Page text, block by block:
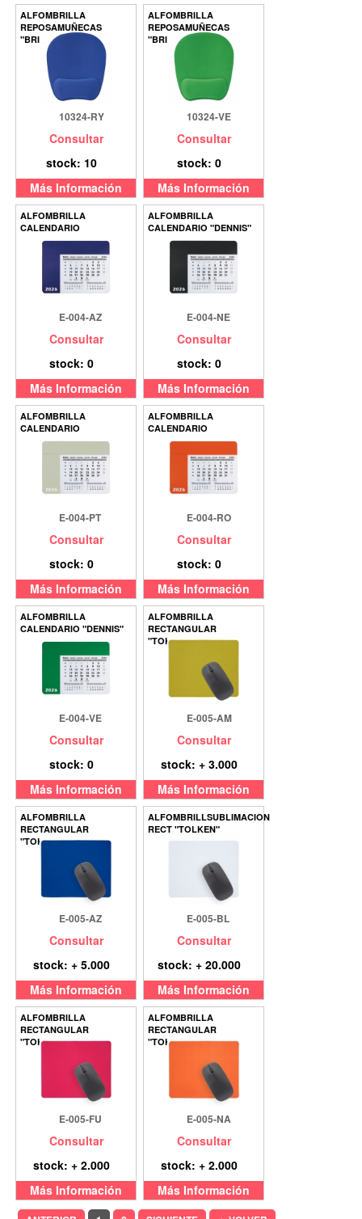
ALFOMBRILLA
REPOSAMUÑECAS
"BRIXTON"
10324-RY
Consultar
stock: 10
Más Información
ALFOMBRILLA
REPOSAMUÑECAS
"BRIXTON"
10324-VE
Consultar
stock: 0
Más Información
ALFOMBRILLA
CALENDARIO
E-004-AZ
Consultar
stock: 0
Más Información
ALFOMBRILLA
CALENDARIO "DENNIS"
E-004-NE
Consultar
stock: 0
Más Información
ALFOMBRILLA
CALENDARIO
E-004-PT
Consultar
stock: 0
Más Información
ALFOMBRILLA
CALENDARIO
E-004-RO
Consultar
stock: 0
Más Información
ALFOMBRILLA
CALENDARIO "DENNIS"
E-004-VE
Consultar
stock: 0
Más Información
ALFOMBRILLA
RECTANGULAR
"TOKEN"
E-005-AM
Consultar
stock: + 3.000
Más Información
ALFOMBRILLA
RECTANGULAR
"TOKEN"
E-005-AZ
Consultar
stock: + 5.000
Más Información
ALFOMBRILLSUBLIMACION
RECT "TOLKEN"
E-005-BL
Consultar
stock: + 20.000
Más Información
ALFOMBRILLA
RECTANGULAR
"TOKEN"
E-005-FU
Consultar
stock: + 2.000
Más Información
ALFOMBRILLA
RECTANGULAR
"TOKEN"
E-005-NA
Consultar
stock: + 2.000
Más Información